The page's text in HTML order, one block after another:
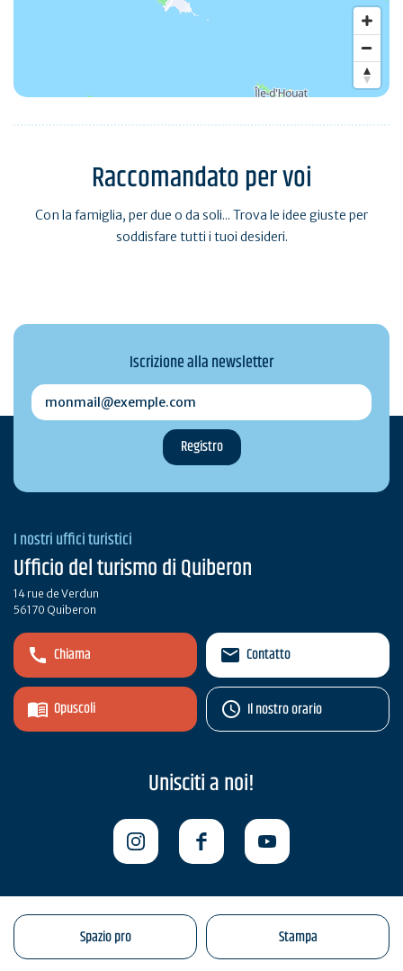
Raccomandato per voi
Con la famiglia, per due o da soli... Trova le idee giuste per
soddisfare tutti i tuoi desideri.
Iscrizione alla newsletter
monmail@exemple.com
I nostri uffici turistici
Ufficio del turismo di Quiberon
14 rue de Verdun
56170 Quiberon
Chiama
Opuscoli
Contatto
Il nostro orario
Unisciti a noi!
Spazio pro Stampa